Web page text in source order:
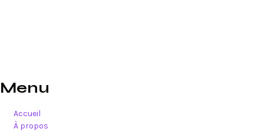
Menu
Accueil
À propos